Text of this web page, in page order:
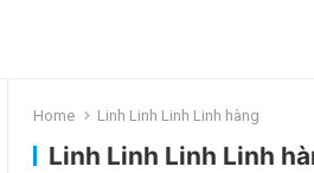
Home Linh Linh Linh Linh hàng
Linh Linh Linh Linh